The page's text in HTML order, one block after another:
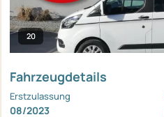
20
Fahrzeugdetails
Erstzulassung
08/2023